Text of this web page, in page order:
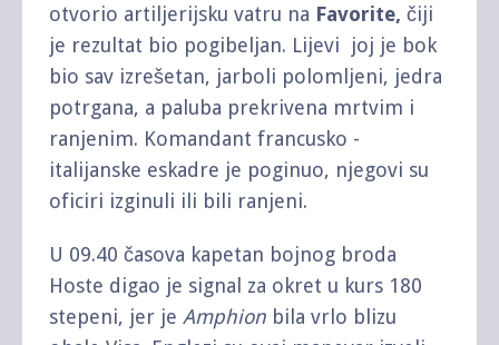
otvorio artiljerijsku vatru na Favorite, čiji
je rezultat bio pogibeljan. Lijevi joj je bok
bio sav izrešetan, jarboli polomljeni, jedra
potrgana, a paluba prekrivena mrtvim i
ranjenim. Komandant francusko -
italijanske eskadre je poginuo, njegovi su
oficiri izginuli ili bili ranjeni.
U 09.40 časova kapetan bojnog broda
Hoste digao je signal za okret u kurs 180
stepeni, jer je Amphion bila vrlo blizu